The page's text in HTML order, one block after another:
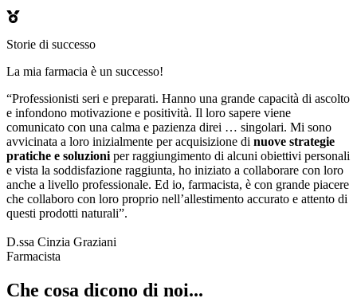
Storie di successo
La mia farmacia è un successo!
“Professionisti seri e preparati. Hanno una grande capacità di ascolto
e infondono motivazione e positività. Il loro sapere viene
comunicato con una calma e pazienza direi … singolari. Mi sono
avvicinata a loro inizialmente per acquisizione di nuove strategie
pratiche e soluzioni per raggiungimento di alcuni obiettivi personali
e vista la soddisfazione raggiunta, ho iniziato a collaborare con loro
anche a livello professionale. Ed io, farmacista, è con grande piacere
che collaboro con loro proprio nell’allestimento accurato e attento di
questi prodotti naturali”.
D.ssa Cinzia Graziani
Farmacista
Che cosa dicono di noi...